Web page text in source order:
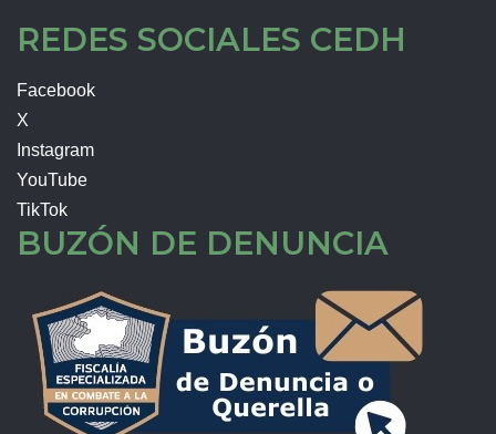
REDES SOCIALES CEDH
Facebook
X
Instagram
YouTube
TikTok
BUZÓN DE DENUNCIA